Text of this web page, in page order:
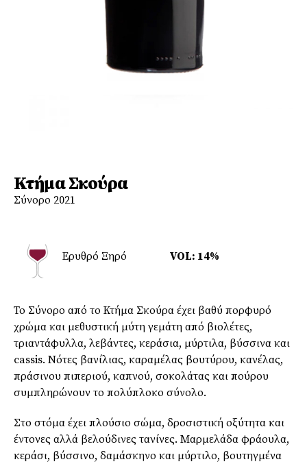
Κτήμα Σκούρα
Σύνορο 2021
Ερυθρό Ξηρό VOL: 14%
Το Σύνορο από το Κτήμα Σκούρα έχει βαθύ πορφυρό
χρώμα και μεθυστική μύτη γεμάτη από βιολέτες,
τριαντάφυλλα, λεβάντες, κεράσια, μύρτιλα, βύσσινα και
cassis. Νότες βανίλιας, καραμέλας βουτύρου, κανέλας,
πράσινου πιπεριού, καπνού, σοκολάτας και πούρου
συμπληρώνουν το πολύπλοκο σύνολο.
Στο στόμα έχει πλούσιο σώμα, δροσιστική οξύτητα και
έντονες αλλά βελούδινες τανίνες. Μαρμελάδα φράουλα,
κεράσι, βύσσινο, δαμάσκηνο και μύρτιλο, βουτηγμένα